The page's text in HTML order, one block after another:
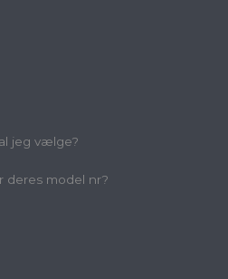
jeg vælge?
deres model nr?